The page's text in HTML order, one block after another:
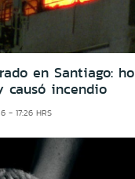
en Santiago:
causó incendio
- 17:26 HRS